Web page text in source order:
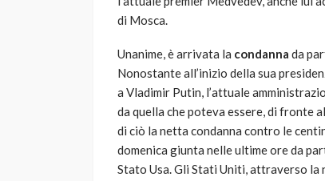
di Mosca.
Unanime, è arrivata la condanna da
Nonostante all’inizio della sua
a Vladimir Putin, l’attuale
da quella che poteva essere, di fronte
di ciò la netta condanna contro le
domenica giunta nelle ultime ore da
Stato Usa. Gli Stati Uniti, attraverso la